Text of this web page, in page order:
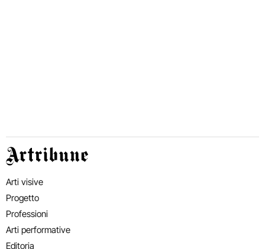
Artribune
Arti visive
Progetto
Professioni
Arti performative
Editoria